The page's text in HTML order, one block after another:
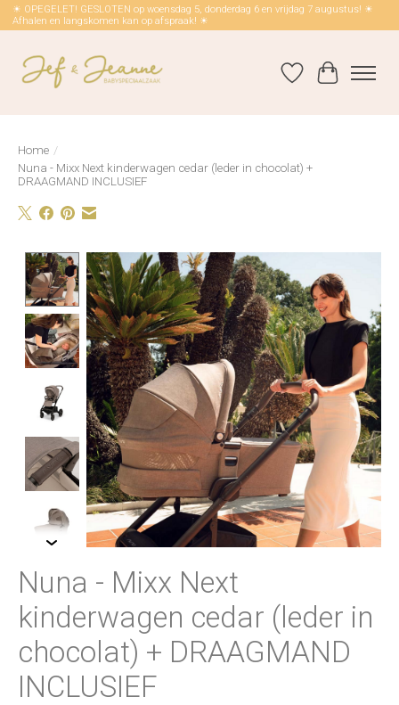
☀ OPEGELET! GESLOTEN op woensdag 5, donderdag 6 en vrijdag 7 augustus! ☀
Afhalen en langskomen kan op afspraak! ☀
Verlanglijst
Home /
Nuna - Mixx Next kinderwagen cedar (leder in chocolat) +
DRAAGMAND INCLUSIEF
Product image slideshow Items
Nuna - Mixx Next
kinderwagen cedar (leder in
chocolat) + DRAAGMAND
INCLUSIEF